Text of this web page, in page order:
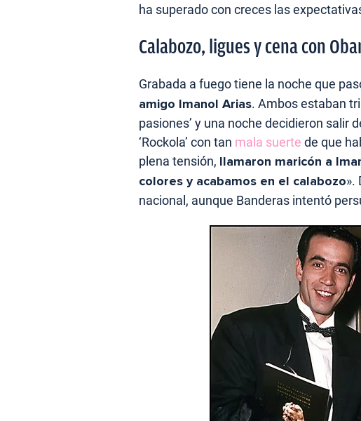
ha superado con creces las
Calabozo, ligues y cena con
Grabada a fuego tiene la noche que
amigo Imanol Arias. Ambos estaban
pasiones’ y una noche decidieron salir
‘Rockola’ con tan mala suerte de que
plena tensión, llamaron maricón a
colores y acabamos en el calabozo».
nacional, aunque Banderas intentó